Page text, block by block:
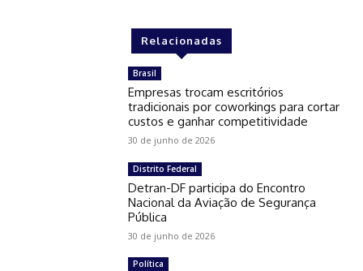
Relacionadas
Brasil
Empresas trocam escritórios
tradicionais por coworkings para cortar
custos e ganhar competitividade
30 de junho de 2026
Distrito Federal
Detran-DF participa do Encontro
Nacional da Aviação de Segurança
Pública
30 de junho de 2026
Política